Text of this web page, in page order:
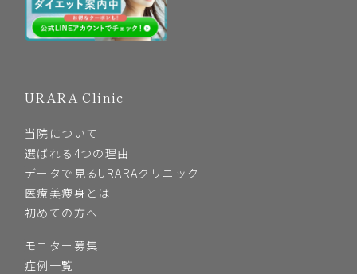
URARA Clinic
当院について
選ばれる4つの理由
データで見るURARAクリニック
医療美痩身とは
初めての方へ
モニター募集
症例一覧